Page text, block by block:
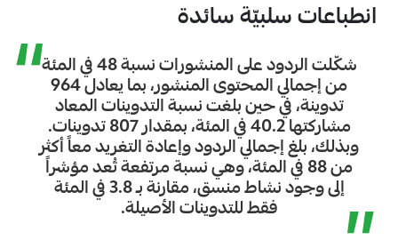
انطباعات سلبيّة سائدة
“شكّلت الردود على المنشورات نسبة 48 في المئة
من إجمالي المحتوى المنشور، بما يعادل 964
تدوينة، في حين بلغت نسبة التدوينات المعاد
مشاركتها 40.2 في المئة، بمقدار 807 تدوينات.
وبذلك، بلغ إجمالي الردود وإعادة التغريد معاً أكثر
من 88 في المئة، وهي نسبة مرتفعة تُعد مؤشراً
إلى وجود نشاط منسق، مقارنة بـ 3.8 في المئة
فقط للتدوينات الأصيلة.